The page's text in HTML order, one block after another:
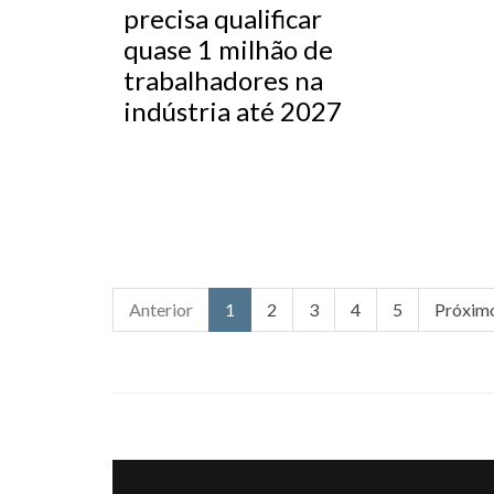
precisa qualificar
quase 1 milhão de
trabalhadores na
indústria até 2027
Anterior 1 2 3 4 5